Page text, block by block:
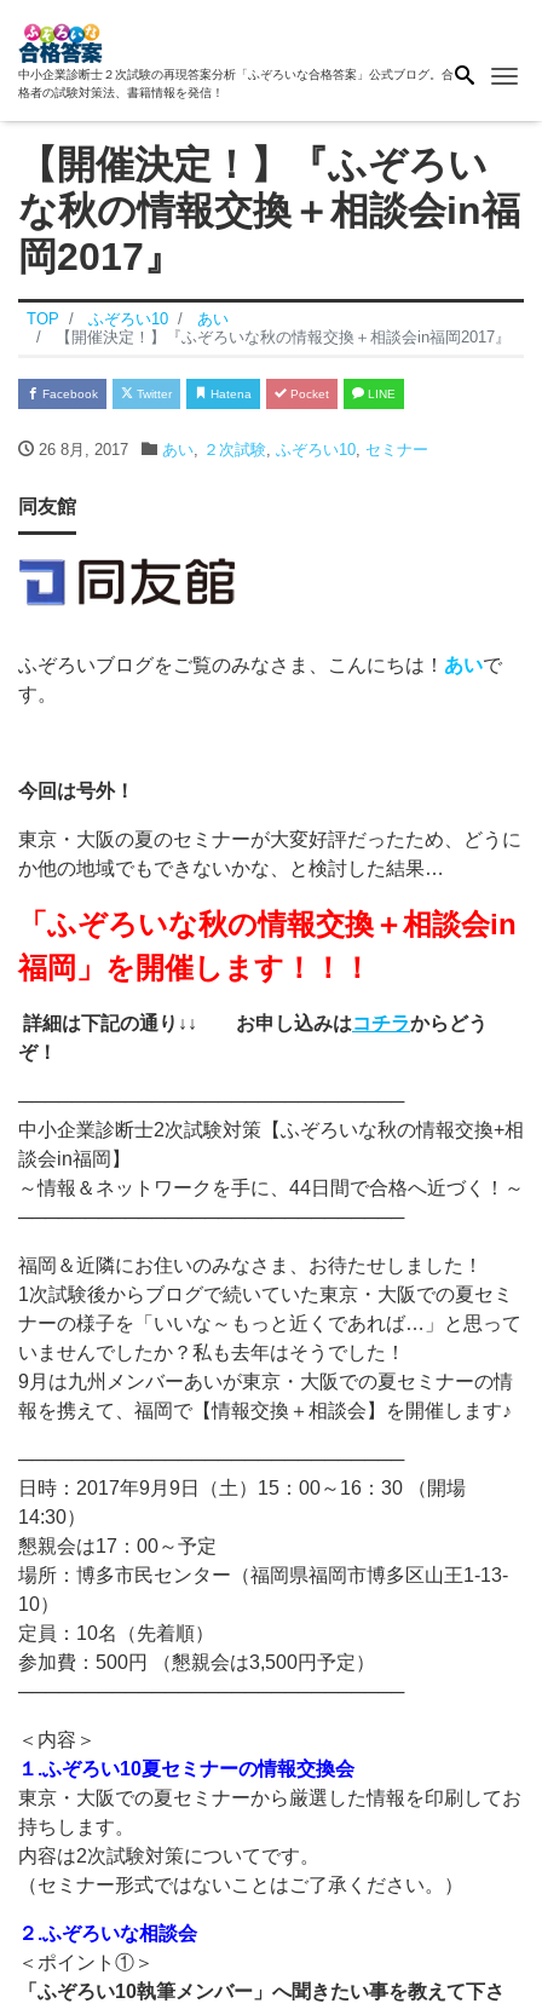
中小企業診断士２次試験の再現答案分析「ふぞろいな合格答案」公式ブログ。合
格者の試験対策法、書籍情報を発信！
【開催決定！】『ふぞろい
な秋の情報交換＋相談会in福
岡2017』
TOP ふぞろい10
あい
【開催決定！】『ふぞろいな秋の情報交換＋相談会in福岡2017』
Facebook Twitter Hatena Pocket LINE
26 8月, 2017 あい, ２次試験, ふぞろい10, セミナー
同友館
ふぞろいブログをご覧のみなさま、こんにちは！ あいで
す。
今回は号外！
東京・大阪の夏のセミナーが大変好評だったため、どうに
か他の地域でもできないかな、と検討した結果…
「ふぞろいな秋の情報交換＋相談会in
福岡」 を開催します！！！
詳細は下記の通り↓↓ お申し込みはコチラからどう
ぞ！
─────────────────────────────
中小企業診断士2次試験対策【ふぞろいな秋の情報交換+相
談会in福岡】
～情報＆ネットワークを手に、44日間で合格へ近づく！～
─────────────────────────────
福岡＆近隣にお住いのみなさま、お待たせしました！
1次試験後からブログで続いていた東京・大阪での夏セミ
ナーの様子を「いいな～もっと近くであれば…」と思って
いませんでしたか？私も去年はそうでした！
9月は九州メンバーあいが東京・大阪での夏セミナーの情
報を携えて、福岡で【情報交換＋相談会】を開催します♪
─────────────────────────────
日時：2017年9月9日（土）15：00～16：30 （開場
14:30）
懇親会は17：00～予定
場所：博多市民センター（福岡県福岡市博多区山王1-13-
10）
定員：10名（先着順）
参加費：500円 （懇親会は3,500円予定）
─────────────────────────────
＜内容＞
１.ふぞろい10夏セミナーの情報交換会
東京・大阪での夏セミナーから厳選した情報を印刷してお
持ちします。
内容は2次試験対策についてです。
（セミナー形式ではないことはご了承ください。）
２.ふぞろいな相談会
＜ポイント①＞
「ふぞろい10執筆メンバー」へ聞きたい事を教えて下さ